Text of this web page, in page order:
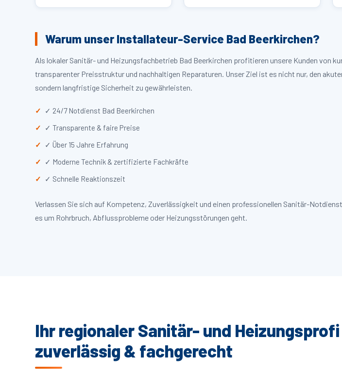
Warum unser Installateur-Service Bad Beerkirchen?
Als lokaler Sanitär- und Heizungsfachbetrieb Bad Beerkirchen profitieren unsere Kunden von
transparenter Preisstruktur und nachhaltigen Reparaturen. Unser Ziel ist es nicht nur, den
sondern langfristige Sicherheit zu gewährleisten.
✓ 24/7 Notdienst Bad Beerkirchen
✓ Transparente & faire Preise
✓ Über 15 Jahre Erfahrung
✓ Moderne Technik & zertifizierte Fachkräfte
✓ Schnelle Reaktionszeit
Verlassen Sie sich auf Kompetenz, Zuverlässigkeit und einen professionellen Sanitär-
es um Rohrbruch, Abflussprobleme oder Heizungsstörungen geht.
Ihr regionaler Sanitär- und
zuverlässig & fachgerecht